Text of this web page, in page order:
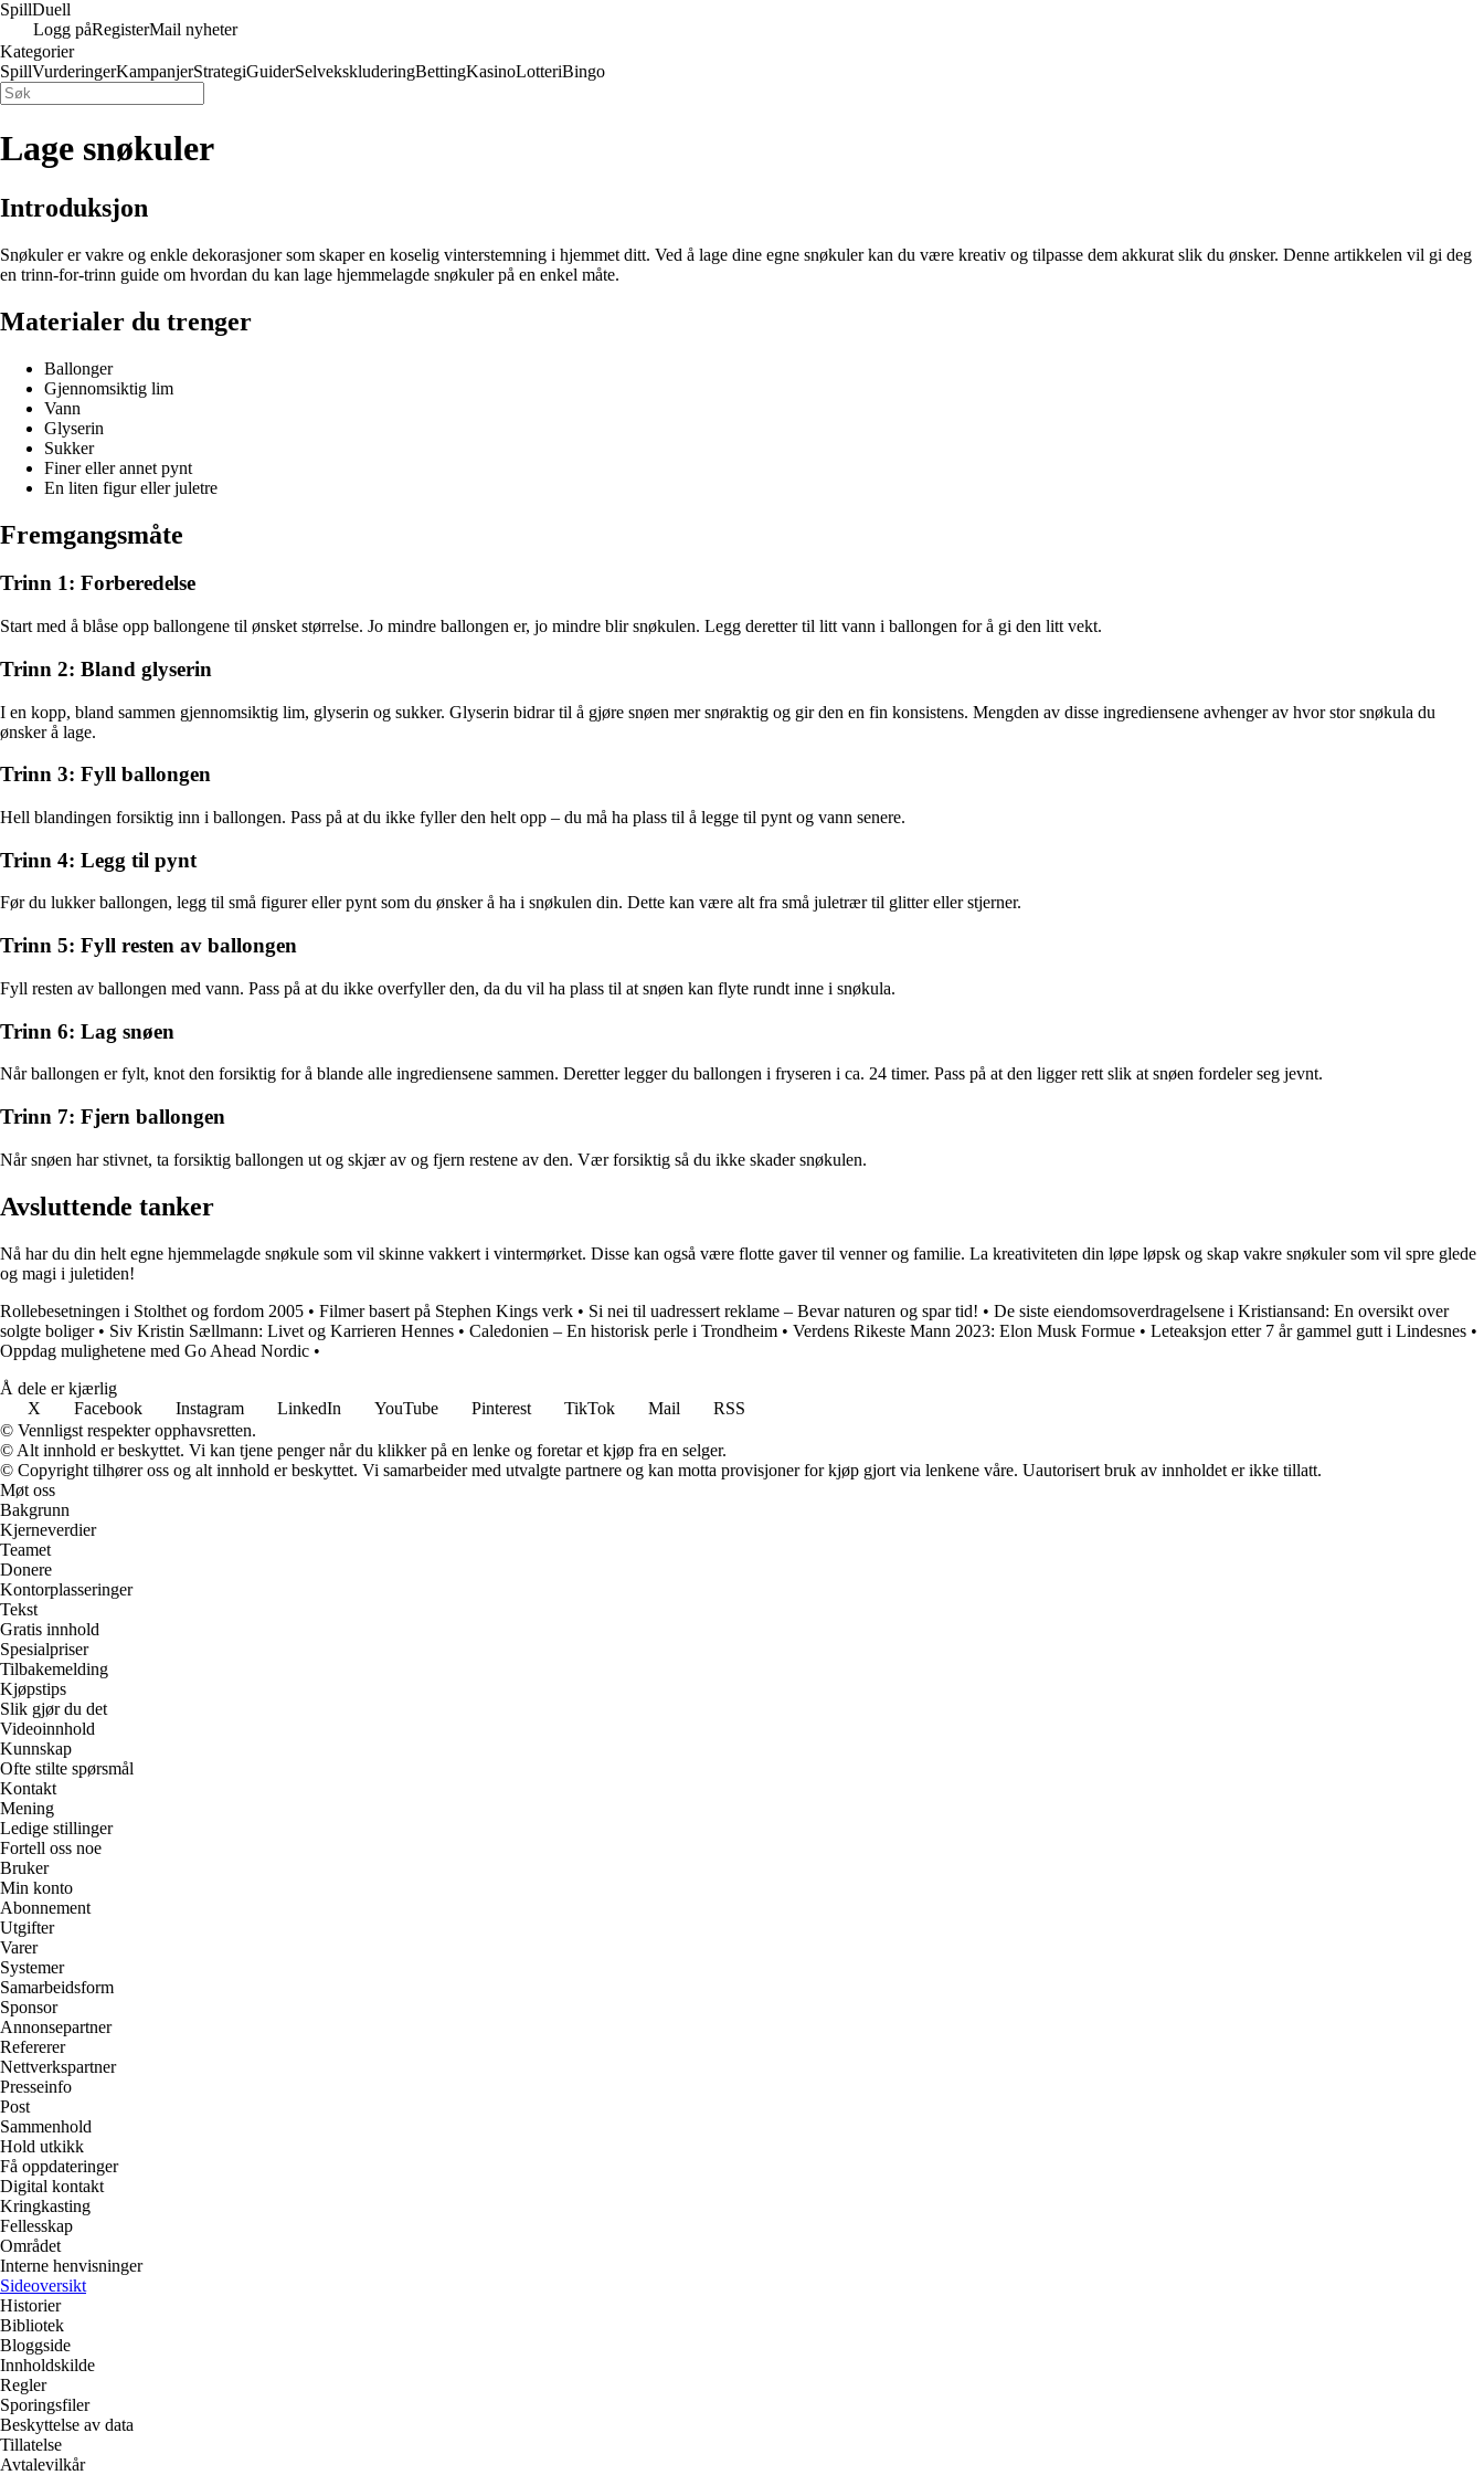
SpillDuell
Logg påRegisterMail nyheter
Kategorier
SpillVurderingerKampanjerStrategiGuiderSelvekskluderingBettingKasinoLotteriBingo
Lage snøkuler
Introduksjon
Snøkuler er vakre og enkle dekorasjoner som skaper en koselig vinterstemning i hjemmet ditt. Ved å lage dine egne snøkuler kan du være kreativ og tilpasse dem akkurat slik du ønsker. Denne artikkelen vil gi deg
en trinn-for-trinn guide om hvordan du kan lage hjemmelagde snøkuler på en enkel måte.
Materialer du trenger
Ballonger
Gjennomsiktig lim
Vann
Glyserin
Sukker
Finer eller annet pynt
En liten figur eller juletre
Fremgangsmåte
Trinn 1: Forberedelse
Start med å blåse opp ballongene til ønsket størrelse. Jo mindre ballongen er, jo mindre blir snøkulen. Legg deretter til litt vann i ballongen for å gi den litt vekt.
Trinn 2: Bland glyserin
I en kopp, bland sammen gjennomsiktig lim, glyserin og sukker. Glyserin bidrar til å gjøre snøen mer snøraktig og gir den en fin konsistens. Mengden av disse ingrediensene avhenger av hvor stor snøkula du
ønsker å lage.
Trinn 3: Fyll ballongen
Hell blandingen forsiktig inn i ballongen. Pass på at du ikke fyller den helt opp – du må ha plass til å legge til pynt og vann senere.
Trinn 4: Legg til pynt
Før du lukker ballongen, legg til små figurer eller pynt som du ønsker å ha i snøkulen din. Dette kan være alt fra små juletrær til glitter eller stjerner.
Trinn 5: Fyll resten av ballongen
Fyll resten av ballongen med vann. Pass på at du ikke overfyller den, da du vil ha plass til at snøen kan flyte rundt inne i snøkula.
Trinn 6: Lag snøen
Når ballongen er fylt, knot den forsiktig for å blande alle ingrediensene sammen. Deretter legger du ballongen i fryseren i ca. 24 timer. Pass på at den ligger rett slik at snøen fordeler seg jevnt.
Trinn 7: Fjern ballongen
Når snøen har stivnet, ta forsiktig ballongen ut og skjær av og fjern restene av den. Vær forsiktig så du ikke skader snøkulen.
Avsluttende tanker
Nå har du din helt egne hjemmelagde snøkule som vil skinne vakkert i vintermørket. Disse kan også være flotte gaver til venner og familie. La kreativiteten din løpe løpsk og skap vakre snøkuler som vil spre glede
og magi i juletiden!
Rollebesetningen i Stolthet og fordom 2005 • Filmer basert på Stephen Kings verk • Si nei til uadressert reklame – Bevar naturen og spar tid! • De siste eiendomsoverdragelsene i Kristiansand: En oversikt over
solgte boliger• Siv Kristin Sællmann: Livet og Karrieren Hennes • Caledonien – En historisk perle i Trondheim • Verdens Rikeste Mann 2023: Elon Musk Formue • Leteaksjon etter 7 år gammel gutt i Lindesnes •
Oppdag mulighetene med Go Ahead Nordic •
Å dele er kjærlig
X
Facebook Instagram LinkedIn YouTube Pinterest TikTok Mail
RSS
© Vennligst respekter opphavsretten.
© Alt innhold er beskyttet. Vi kan tjene penger når du klikker på en lenke og foretar et kjøp fra en selger.
© Copyright tilhører oss og alt innhold er beskyttet. Vi samarbeider med utvalgte partnere og kan motta provisjoner for kjøp gjort via lenkene våre. Uautorisert bruk av innholdet er ikke tillatt.
Møt oss
Bakgrunn
Kjerneverdier
Teamet
Donere
Kontorplasseringer
Tekst
Gratis innhold
Spesialpriser
Tilbakemelding
Kjøpstips
Slik gjør du det
Videoinnhold
Kunnskap
Ofte stilte spørsmål
Kontakt
Mening
Ledige stillinger
Fortell oss noe
Bruker
Min konto
Abonnement
Utgifter
Varer
Systemer
Samarbeidsform
Sponsor
Annonsepartner
Refererer
Nettverkspartner
Presseinfo
Post
Sammenhold
Hold utkikk
Få oppdateringer
Digital kontakt
Kringkasting
Fellesskap
Området
Interne henvisninger
Sideoversikt
Historier
Bibliotek
Bloggside
Innholdskilde
Regler
Sporingsfiler
Beskyttelse av data
Tillatelse
Avtalevilkår